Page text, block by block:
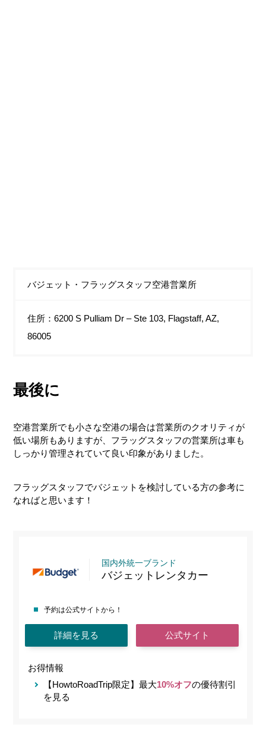
バジェット・フラッグスタッフ空港営業所
住所：6200 S Pulliam Dr – Ste 103, Flagstaff, AZ,
86005
最後に
空港営業所でも小さな空港の場合は営業所のクオリティが
低い場所もありますが、フラッグスタッフの営業所は車も
しっかり管理されていて良い印象がありました。
フラッグスタッフでバジェットを検討している方の参考に
なればと思います！
国内外統一ブランド
バジェットレンタカー
予約は公式サイトから！
詳細を見る 公式サイト
お得情報
【HowtoRoadTrip限定】最大10%オフの優待割引
を見る